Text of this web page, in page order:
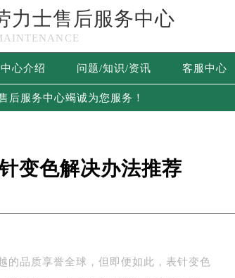
力士售后服务中心
中心介绍 问题/知识/资讯 客服中心
后服务中心竭诚为您服务！
变色解决办法推荐
的品质享誉全球，但即便如此，表针变色